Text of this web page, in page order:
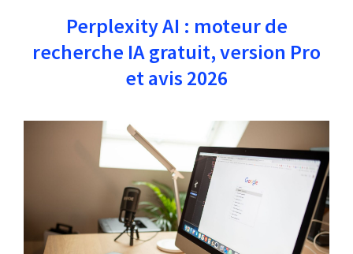
Perplexity AI : moteur de
recherche IA gratuit, version Pro
et avis 2026